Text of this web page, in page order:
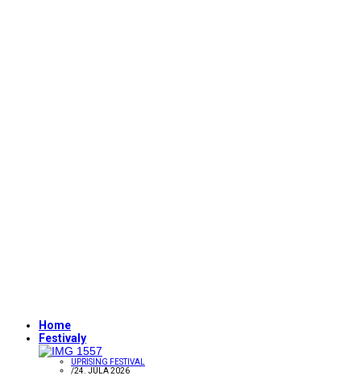
Home
Festivaly
UPRISING FESTIVAL
/24. JÚLA 2026